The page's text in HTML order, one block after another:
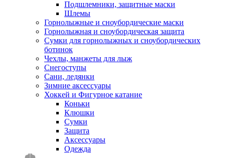
Подшлемники, защитные маски
Шлемы
Горнолыжные и сноубордические маски
Горнолыжная и сноубордическая защита
Сумки для горнолыжных и сноубордических
ботинок
Чехлы, манжеты для лыж
Снегоступы
Сани, ледянки
Зимние аксессуары
Хоккей и Фигурное катание
Коньки
Клюшки
Сумки
Защита
Аксессуары
Одежда